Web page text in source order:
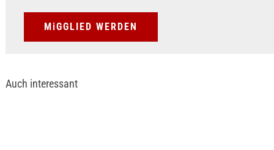
MiGGLIED WERDEN
Auch interessant